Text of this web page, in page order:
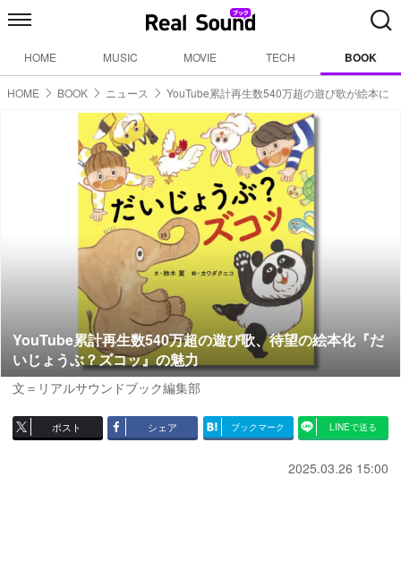
HOME MUSIC MOVIE TECH BOOK
HOME BOOK ニュース YouTube累計再生数540万超の遊び歌が絵本に
YouTube累計再生数540万超の遊び歌、待望の絵本化『だ
いじょうぶ？ズコッ』の魅力
文＝リアルサウンドブック編集部
ポスト シェア ブックマーク LINEで送る
2025.03.26 15:00